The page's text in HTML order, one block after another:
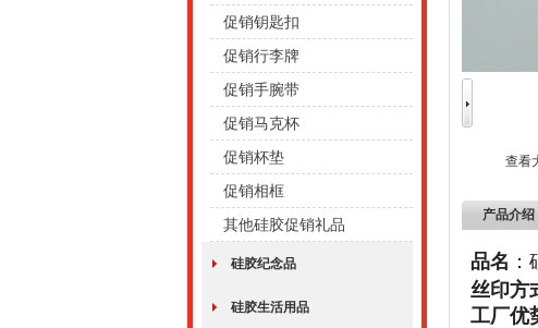
促销钥匙扣
促销行李牌
促销手腕带
促销马克杯
促销杯垫
促销相框
其他硅胶促销礼品
硅胶纪念品
硅胶生活用品
查看
产品介绍
品名
丝印方
工厂优